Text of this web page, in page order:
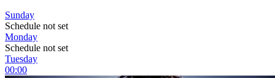
Sunday
Schedule not set
Monday
Schedule not set
Tuesday
00:00